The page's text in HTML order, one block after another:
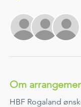
Om
HBF Rogaland